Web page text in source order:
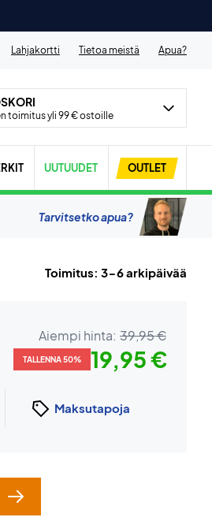
Lahjakortti Tietoa meistä Apua?
toimitus yli 99 € ostoille
UUTUUDET OUTLET
Tarvitsetko apua?
Toimitus: 3-6 arkipäivää
Aiempi hinta: 39,95 €
TALLENNA 50% 19,95 €
Maksutapoja